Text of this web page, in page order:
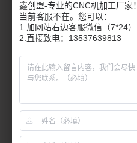
CNC铝合金加工
CNC钛合金加工
CNC精密件加工
CNC五金件加工
鑫创盟-专业的CNC机加工厂家！
当前客服不在。您可以：
1.加网站右边客服微信（7*24）
2.直接致电：13537639813